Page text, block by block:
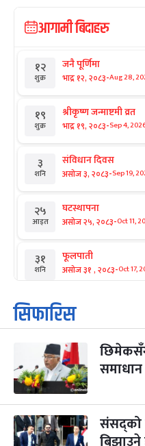
आगामी बिदाहरु
१२
शुक्र
जनै पूर्णिमा
भाद्र १२, २०८३-Aug 28,
१९
शुक्र
श्रीकृष्ण जन्माष्टमी व्रत
भाद्र १९, २०८३-Sep 4,
३
शनि
संविधान दिवस
असोज ३, २०८३-Sep 19,
२५
आइत
घटस्थापना
असोज २५, २०८३-Oct 11,
३१
शनि
फूलपाती
असोज ३१ , २०८३-Oct 17,
१
आइत
कार्तिक सङ्क्रान्ति
कार्तिक १, २०८३
३
मंगल
महानवमी
कार्तिक ३, २०८३-Oct 20,
४
बुध कार्तिक ४, २०८३ Oct 21,
सिफारिस
संसद्को